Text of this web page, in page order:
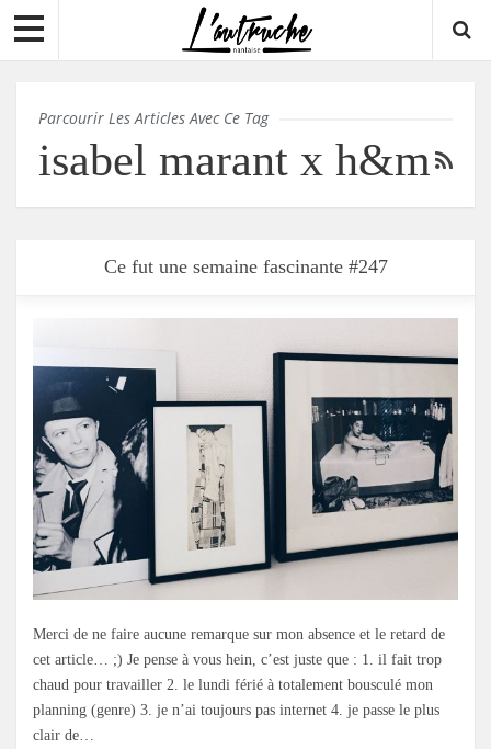
Parcourir Les Articles Avec Ce Tag
isabel marant x h&m
Ce fut une semaine fascinante #247
Merci de ne faire aucune remarque sur mon absence et le retard de
cet article… ;) Je pense à vous hein, c’est juste que : 1. il fait trop
chaud pour travailler 2. le lundi férié à totalement bousculé mon
planning (genre) 3. je n’ai toujours pas internet 4. je passe le plus
clair de…